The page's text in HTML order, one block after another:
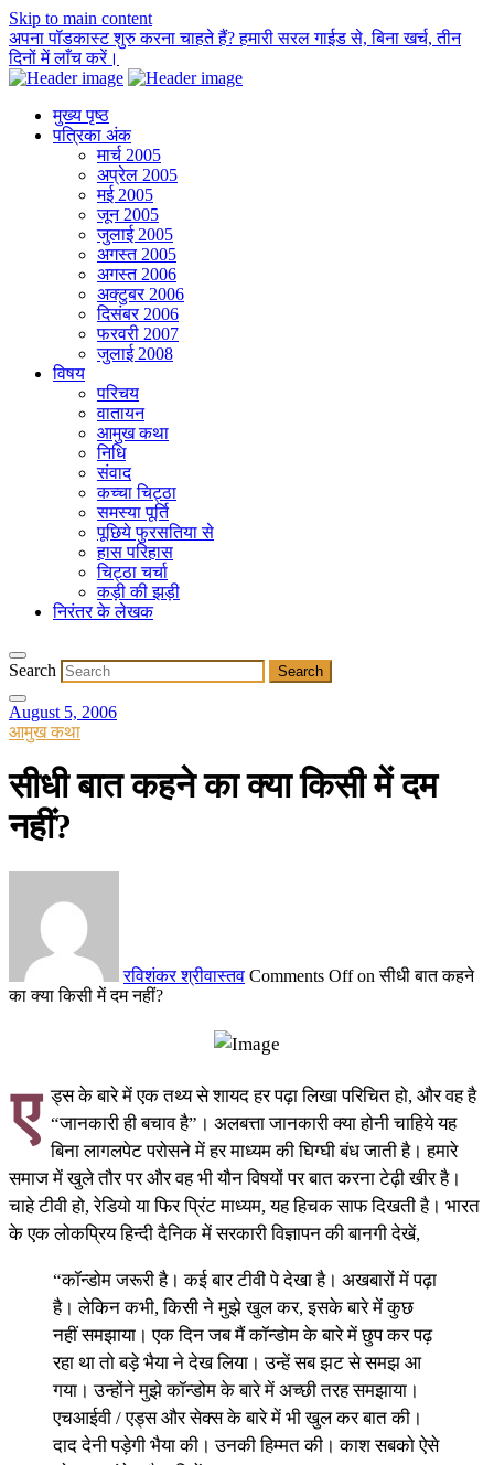
Skip to main content
अपना पॉडकास्ट शुरु करना चाहते हैं? हमारी सरल गाईड से, बिना खर्च, तीन
दिनों में लाँच करें।
मुख्य पृष्ठ
पत्रिका अंक
मार्च 2005
अप्रेल 2005
मई 2005
जून 2005
जुलाई 2005
अगस्त 2005
अगस्त 2006
अक्टुबर 2006
दिसंबर 2006
फरवरी 2007
जुलाई 2008
विषय
परिचय
वातायन
आमुख कथा
निधि
संवाद
कच्चा चिट्ठा
समस्या पूर्ति
पूछिये फुरसतिया से
हास परिहास
चिट्ठा चर्चा
कड़ी की झड़ी
निरंतर के लेखक
Search
August 5, 2006
आमुख कथा
सीधी बात कहने का क्या किसी में दम
नहीं?
रविशंकर श्रीवास्तव Comments Offon सीधी बात कहने
का क्या किसी में दम नहीं?
ए ड्स के बारे में एक तथ्य से शायद हर पढ़ा लिखा परिचित हो, और वह है
“जानकारी ही बचाव है”। अलबत्ता जानकारी क्या होनी चाहिये यह
बिना लागलपेट परोसने में हर माध्यम की घिग्घी बंध जाती है। हमारे
समाज में खुले तौर पर और वह भी यौन विषयों पर बात करना टेढ़ी खीर है।
चाहे टीवी हो, रेडियो या फिर प्रिंट माध्यम, यह हिचक साफ दिखती है। भारत
के एक लोकप्रिय हिन्दी दैनिक में सरकारी विज्ञापन की बानगी देखें,
“कॉन्डोम जरूरी है। कई बार टीवी पे देखा है। अखबारों में पढ़ा
है। लेकिन कभी, किसी ने मुझे खुल कर, इसके बारे में कुछ
नहीं समझाया। एक दिन जब मैं कॉन्डोम के बारे में छुप कर पढ़
रहा था तो बड़े भैया ने देख लिया। उन्हें सब झट से समझ आ
गया। उन्होंने मुझे कॉन्डोम के बारे में अच्छी तरह समझाया।
एचआईवी / एड्स और सेक्स के बारे में भी खुल कर बात की।
दाद देनी पड़ेगी भैया की। उनकी हिम्मत की। काश सबको ऐसे